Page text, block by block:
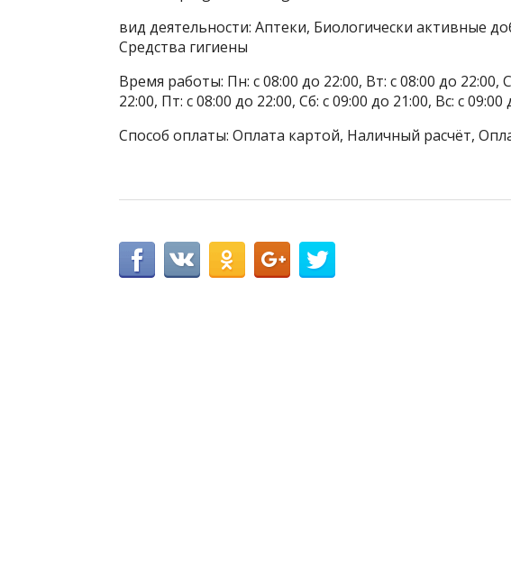
вид деятельности: Аптеки, Биологически активные
Средства гигиены
Время работы: Пн: с 08:00 до 22:00, Вт: с 08:00 до 22:00,
22:00, Пт: с 08:00 до 22:00, Сб: с 09:00 до 21:00, Вс: с 09:00
Способ оплаты: Оплата картой, Наличный расчёт,